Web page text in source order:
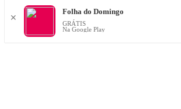
✕
Folha do Domingo
GRÁTIS
Na Google Play